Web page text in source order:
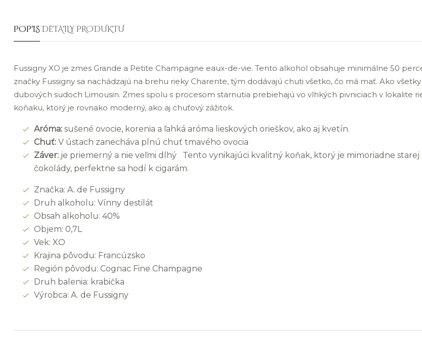
POPISDETAILY PRODUKTU
Fussigny XO je zmes Grande a Petite Champagne eaux-de-vie. Tento alkohol obsahuje minimálne 50
značky Fussigny sa nachádzajú na brehu rieky Charente, tým dodávajú chuti všetko, čo má mať. Ako
dubových sudoch Limousin. Zmes spolu s procesom starnutia prebiehajú vo vlhkých pivniciach v lokalite
koňaku, ktorý je rovnako moderný, ako aj chuťový zážitok.
Aróma: sušené ovocie, korenia a ľahká aróma lieskových orieškov, ako aj kvetín.
Chuť: V ústach zanecháva plnú chuť tmavého ovocia
Záver: je priemerný a nie veľmi dlhý Tento vynikajúci kvalitný koňak, ktorý je mimoriadne
čokolády, perfektne sa hodí k cigarám.
Značka: A. de Fussigny
Druh alkoholu: Vínny destilát
Obsah alkoholu: 40%
Objem: 0,7L
Vek: XO
Krajina pôvodu: Francúzsko
Región pôvodu: Cognac Fine Champagne
Druh balenia: krabička
Výrobca: A. de Fussigny